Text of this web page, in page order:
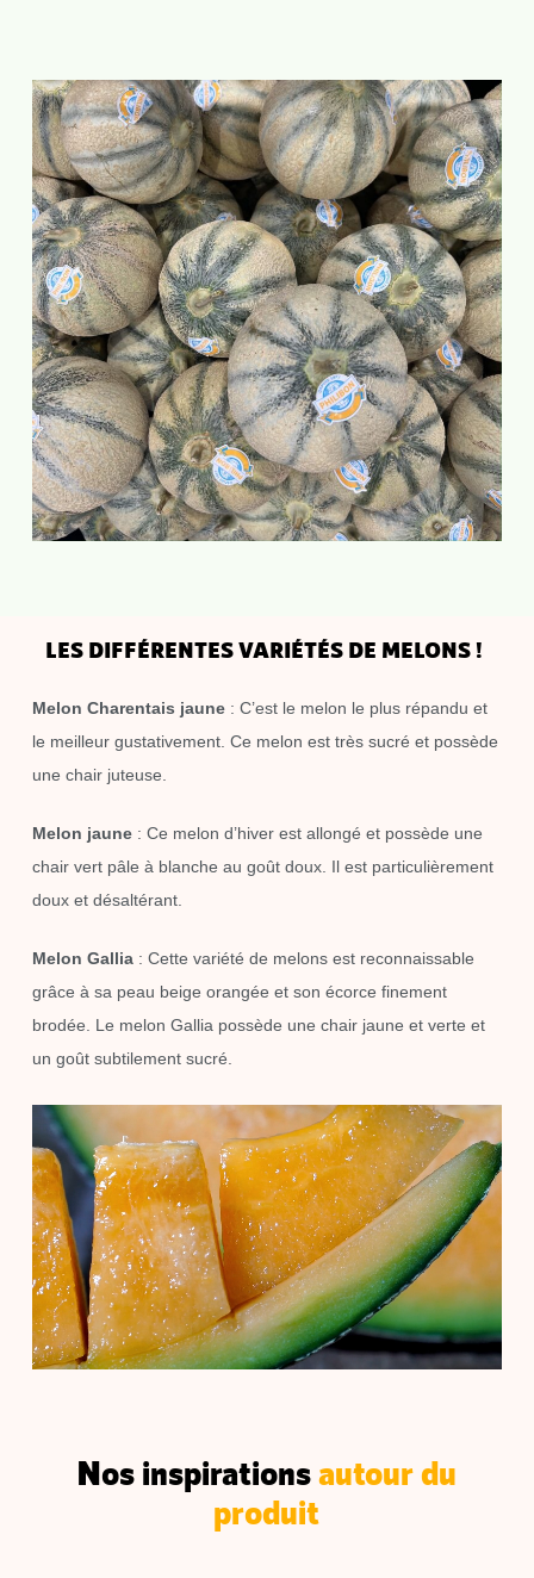
LES DIFFÉRENTES VARIÉTÉS DE MELONS !
Melon Charentais jaune: C’est le melon le plus répandu et
le meilleur gustativement. Ce melon est très sucré et possède
une chair juteuse.
Melon jaune: Ce melon d’hiver est allongé et possède une
chair vert pâle à blanche au goût doux. Il est particulièrement
doux et désaltérant.
Melon Gallia: Cette variété de melons est reconnaissable
grâce à sa peau beige orangée et son écorce finement
brodée. Le melon Gallia possède une chair jaune et verte et
un goût subtilement sucré.
Nos inspirationsautour du
produit